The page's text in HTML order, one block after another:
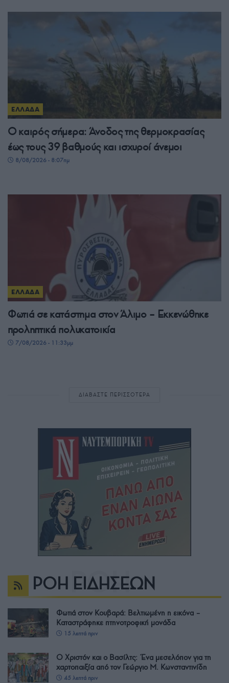
ΕΛΛΑΔΑ
Ο καιρός σήμερα: Άνοδος της θερμοκρασίας
έως τους 39 βαθμούς και ισχυροί άνεμοι
8/08/2026 - 8:07πμ
ΕΛΛΑΔΑ
Φωτιά σε κατάστημα στον Άλιμο – Εκκενώθηκε
προληπτικά πολυκατοικία
7/08/2026 - 11:33μμ
ΔΙΑΒΑΣΤΕ ΠΕΡΙΣΣΟΤΕΡΑ
ΡΟΗ ΕΙΔΗΣΕΩΝ
Φωτιά στον Κουβαρά: Βελτιωμένη η εικόνα –
Καταστράφηκε πτηνοτροφική μονάδα
15 λεπτά πριν
Ο Χριστόν και ο Βασίλτς: Ένα μεσελόπον για τη
χαρτοπαιξία από τον Γεώργιο Μ. Κωνσταντινίδη
45 λεπτά πριν